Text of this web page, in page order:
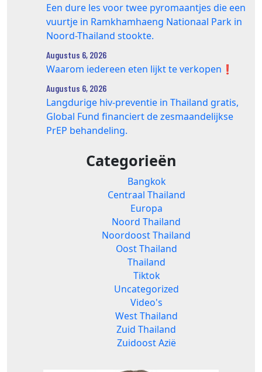
Een dure les voor twee pyromaantjes die een
vuurtje in Ramkhamhaeng Nationaal Park in
Noord-Thailand stookte.
Augustus 6, 2026
Waarom iedereen eten lijkt te verkopen❗️
Augustus 6, 2026
Langdurige hiv-preventie in Thailand gratis,
Global Fund financiert de zesmaandelijkse
PrEP behandeling.
Categorieën
Bangkok
Centraal Thailand
Europa
Noord Thailand
Noordoost Thailand
Oost Thailand
Thailand
Tiktok
Uncategorized
Video's
West Thailand
Zuid Thailand
Zuidoost Azië